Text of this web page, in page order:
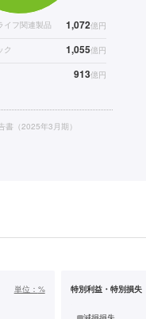
イフ関連製品 1,072億円
ク 1,055億円
913億円
書（2025年3月期）
単位： % 特別利益・特別損失